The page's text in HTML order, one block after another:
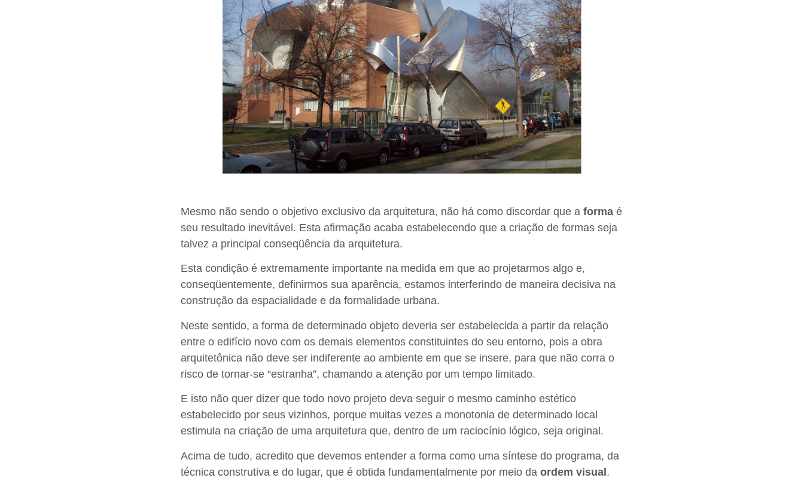
Mesmo não sendo o objetivo exclusivo da arquitetura, não há como discordar que a forma é
seu resultado inevitável. Esta afirmação acaba estabelecendo que a criação de formas seja
talvez a principal conseqüência da arquitetura.
Esta condição é extremamente importante na medida em que ao projetarmos algo e,
conseqüentemente, definirmos sua aparência, estamos interferindo de maneira decisiva na
construção da espacialidade e da formalidade urbana.
Neste sentido, a forma de determinado objeto deveria ser estabelecida a partir da relação
entre o edifício novo com os demais elementos constituintes do seu entorno, pois a obra
arquitetônica não deve ser indiferente ao ambiente em que se insere, para que não corra o
risco de tornar-se “estranha”, chamando a atenção por um tempo limitado.
E isto não quer dizer que todo novo projeto deva seguir o mesmo caminho estético
estabelecido por seus vizinhos, porque muitas vezes a monotonia de determinado local
estimula na criação de uma arquitetura que, dentro de um raciocínio lógico, seja original.
Acima de tudo, acredito que devemos entender a forma como uma síntese do programa, da
técnica construtiva e do lugar, que é obtida fundamentalmente por meio da ordem visual.